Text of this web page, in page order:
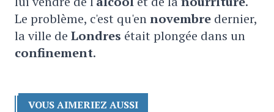
Le problème, c'est qu'ennovembre dernier,
la ville de Londres était plongée dans un
confinement.
VOUS AIMERIEZ AUSSI